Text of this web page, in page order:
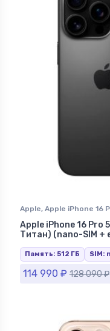
Apple, Apple iPhone 16
Titanium (Черный
Ставрополе
Apple iPhone 16 Pro
Титан) (nano-SIM +
Память: 512 ГБ SIM:
114 990 ₽ 128 090₽